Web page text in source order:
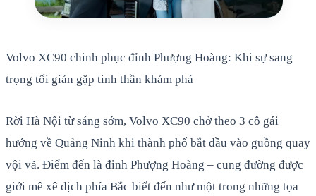
Volvo XC90 chinh phục đỉnh Phượng Hoàng: Khi sự sang
trọng tối giản gặp tinh thần khám phá
Rời Hà Nội từ sáng sớm, Volvo XC90 chở theo 3 cô gái
hướng về Quảng Ninh khi thành phố bắt đầu vào guồng quay
vội vã. Điểm đến là đỉnh Phượng Hoàng – cung đường được
giới mê xê dịch phía Bắc biết đến như một trong những tọa